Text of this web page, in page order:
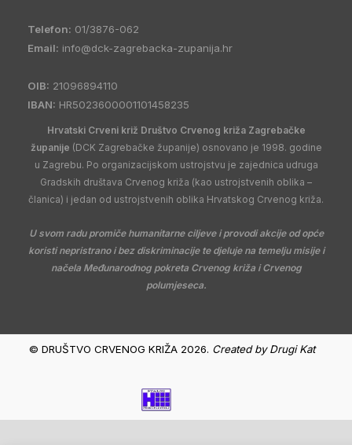
Telefon: 01/3876-062
Email: info@dck-zagrebacka-zupanija.hr
OIB: 21096894110
IBAN: HR5023600001101458235
Hrvatski Crveni križ Društvo Crvenog križa Zagrebačke
županije (DCK Zagrebačke županije) osnovano je 1998. godine
u Zagrebu. Po organizacijskom ustrojstvu je zajednica udruga
Gradskih društava Crvenog križa (kao ustrojstvenih oblika –
članica) i jedan od ustrojstvenih oblika Hrvatskog Crvenog križa.
U svom radu promiče humanitarne ciljeve i provodi akcije od opće
koristi nepristrano i bez diskriminacije te djeluje na temelju misije i
načela Međunarodnog pokreta Crvenog križa i Crvenog
polumjeseca.
© DRUŠTVO CRVENOG KRIŽA 2026. Created byDrugi Kat